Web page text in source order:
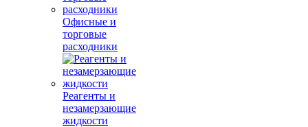
Офисные и
торговые
расходники
Реагенты и
незамерзающие
жидкости